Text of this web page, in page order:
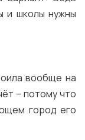
и школы нужны
вообще на
– потому что
город его